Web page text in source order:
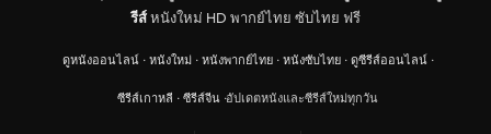
รีส์หนังใหม่ HD พากย์ไทย ซับไทย ฟรี
ดูหนังออนไลน์ · หนังใหม่ · หนังพากย์ไทย · หนังซับไทย · ดูซีรีส์ออนไลน์ ·
ซีรีส์เกาหลี · ซีรีส์จีน ·อัปเดตหนังและซีรีส์ใหม่ทุกวัน